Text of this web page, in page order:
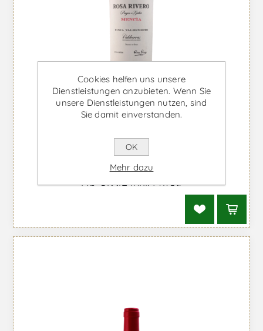
Rosa Rivero Crianza - Rotwein
Ab €19,12 inkl. MwSt.
Cookies helfen uns unsere
Dienstleistungen anzubieten. Wenn Sie
unsere Dienstleistungen nutzen, sind
Sie damit einverstanden.
OK
Mehr dazu